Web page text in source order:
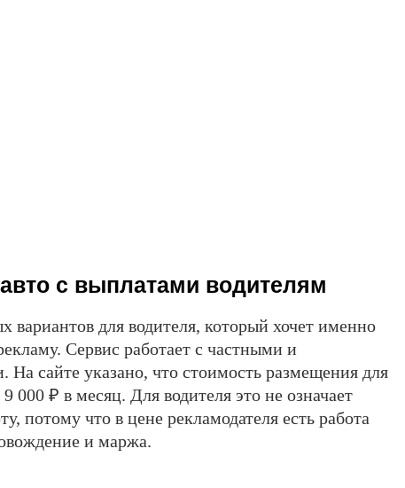
с выплатами водителям
вариантов для водителя, который хочет именно
Сервис работает с частными и
сайте указано, что стоимость размещения для
000 ₽ в месяц. Для водителя это не означает
потому что в цене рекламодателя есть работа
и маржа.